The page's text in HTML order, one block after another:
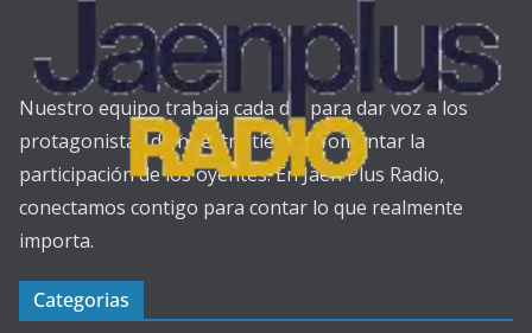
Nuestro equipo trabaja cada día para dar voz a los
protagonistas de nuestra tierra y fomentar la
participación de los oyentes. En Jaén Plus Radio,
conectamos contigo para contar lo que realmente
importa.
Categorias